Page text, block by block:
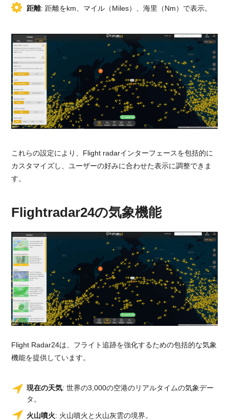
距離: 距離をkm、マイル（Miles）、海里（Nm）で表示。
これらの設定により、Flight radarインターフェースを包括的に
カスタマイズし、ユーザーの好みに合わせた表示に調整できま
す。
Flightradar24の気象機能
Flight Radar24は、フライト追跡を強化するための包括的な気象
機能を提供しています。
現在の天気: 世界の3,000の空港のリアルタイムの気象デー
タ。
火山噴火: 火山噴火と火山灰雲の境界。